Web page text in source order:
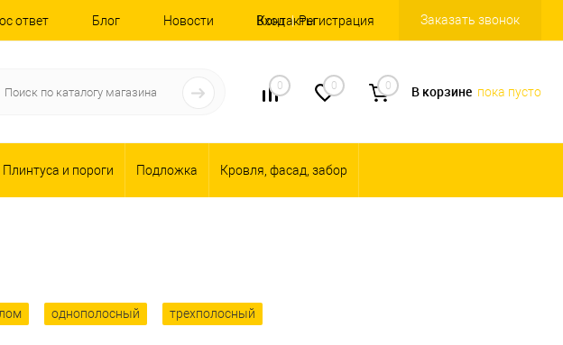
ответ Блог Новости Контакты
Вход Регистрация Заказать звонок
0 0 0 В корзине пока пусто
Плинтуса и пороги Подложка Кровля, фасад, забор
однополосный трехполосный